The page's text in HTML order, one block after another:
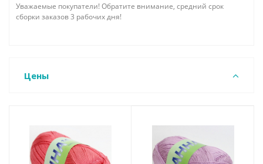
Уважаемые покупатели! Обратите внимание, средний срок
сборки заказов 3 рабочих дня!
Цены